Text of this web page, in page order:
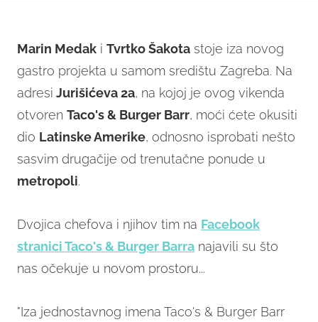
Marin Medak i Tvrtko Šakota stoje iza novog
gastro projekta u samom središtu Zagreba. Na
adresi Jurišićeva 2a, na kojoj je ovog vikenda
otvoren Taco's & Burger Barr, moći ćete okusiti
dio Latinske Amerike, odnosno isprobati nešto
sasvim drugačije od trenutačne ponude u
metropoli.
Dvojica chefova i njihov tim na Facebook
stranici Taco's & Burger Barra najavili su što
nas očekuje u novom prostoru...
"Iza jednostavnog imena Taco's & Burger Barr